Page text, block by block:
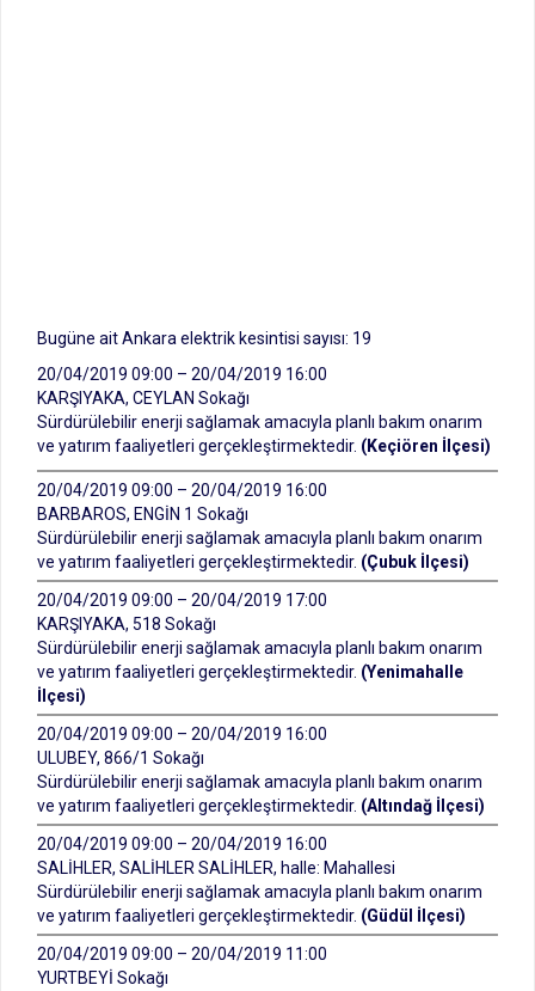
Bugüne ait Ankara elektrik kesintisi sayısı: 19
20/04/2019 09:00 – 20/04/2019 16:00
KARŞIYAKA, CEYLAN Sokağı
Sürdürülebilir enerji sağlamak amacıyla planlı bakım onarım
ve yatırım faaliyetleri gerçekleştirmektedir. (Keçiören İlçesi)
20/04/2019 09:00 – 20/04/2019 16:00
BARBAROS, ENGİN 1 Sokağı
Sürdürülebilir enerji sağlamak amacıyla planlı bakım onarım
ve yatırım faaliyetleri gerçekleştirmektedir. (Çubuk İlçesi)
20/04/2019 09:00 – 20/04/2019 17:00
KARŞIYAKA, 518 Sokağı
Sürdürülebilir enerji sağlamak amacıyla planlı bakım onarım
ve yatırım faaliyetleri gerçekleştirmektedir. (Yenimahalle
İlçesi)
20/04/2019 09:00 – 20/04/2019 16:00
ULUBEY, 866/1 Sokağı
Sürdürülebilir enerji sağlamak amacıyla planlı bakım onarım
ve yatırım faaliyetleri gerçekleştirmektedir. (Altındağ İlçesi)
20/04/2019 09:00 – 20/04/2019 16:00
SALİHLER, SALİHLER SALİHLER, halle: Mahallesi
Sürdürülebilir enerji sağlamak amacıyla planlı bakım onarım
ve yatırım faaliyetleri gerçekleştirmektedir. (Güdül İlçesi)
20/04/2019 09:00 – 20/04/2019 11:00
YURTBEYİ Sokağı